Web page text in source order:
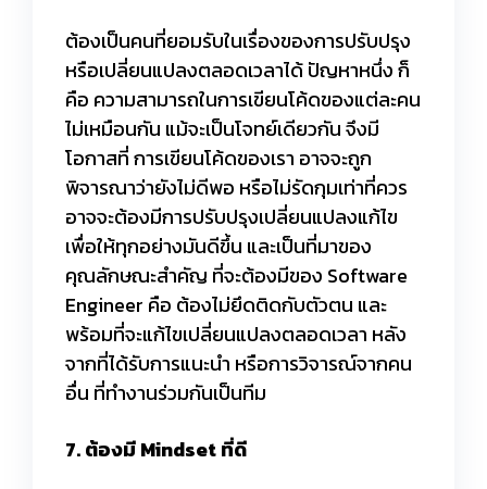
ต้องเป็นคนที่ยอมรับในเรื่องของการปรับปรุง
หรือเปลี่ยนแปลงตลอดเวลาได้ ปัญหาหนึ่ง ก็
คือ ความสามารถในการเขียนโค้ดของแต่ละคน
ไม่เหมือนกัน แม้จะเป็นโจทย์เดียวกัน จึงมี
โอกาสที่ การเขียนโค้ดของเรา อาจจะถูก
พิจารณาว่ายังไม่ดีพอ หรือไม่รัดกุมเท่าที่ควร
อาจจะต้องมีการปรับปรุงเปลี่ยนแปลงแก้ไข
เพื่อให้ทุกอย่างมันดีขึ้น และเป็นที่มาของ
คุณลักษณะสำคัญ ที่จะต้องมีของ Software
Engineer คือ ต้องไม่ยึดติดกับตัวตน และ
พร้อมที่จะแก้ไขเปลี่ยนแปลงตลอดเวลา หลัง
จากที่ได้รับการแนะนำ หรือการวิจารณ์จากคน
อื่น ที่ทำงานร่วมกันเป็นทีม
7. ต้องมี Mindset ที่ดี